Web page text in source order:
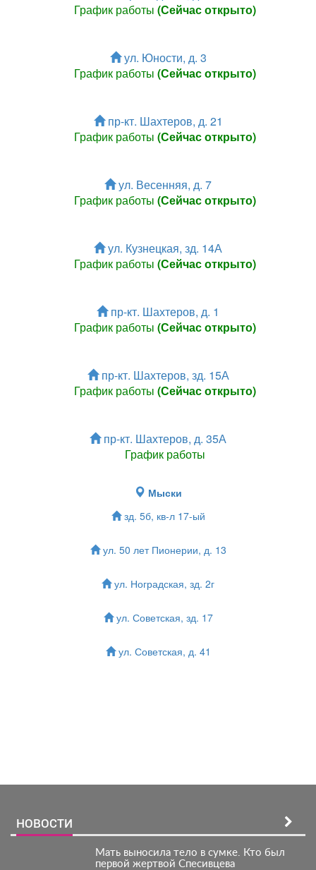
График работы (Сейчас открыто)
ул. Юности, д. 3
График работы (Сейчас открыто)
пр-кт. Шахтеров, д. 21
График работы (Сейчас открыто)
ул. Весенняя, д. 7
График работы (Сейчас открыто)
ул. Кузнецкая, зд. 14А
График работы (Сейчас открыто)
пр-кт. Шахтеров, д. 1
График работы (Сейчас открыто)
пр-кт. Шахтеров, зд. 15А
График работы (Сейчас открыто)
пр-кт. Шахтеров, д. 35А
График работы
Мыски
зд. 5б, кв-л 17-ый
ул. 50 лет Пионерии, д. 13
ул. Ноградская, зд. 2г
ул. Советская, зд. 17
ул. Советская, д. 41
НОВОСТИ
Мать выносила тело в сумке. Кто был
первой жертвой Спесивцева